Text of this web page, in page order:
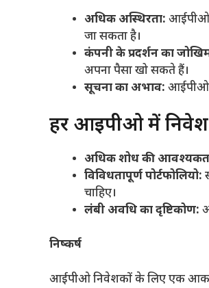
अधिक अस्थिरता: आईपीओ
जा सकता है।
कंपनी के प्रदर्शन का
अपना पैसा खो सकते हैं।
सूचना का अभाव: आईपीओ
हर आईपीओ में निवेश
अधिक शोध की
विविधतापूर्ण पोर्टफोलियो:
चाहिए।
लंबी अवधि का दृष्टिकोण:
निष्कर्ष
आईपीओ निवेशकों के लिए एक